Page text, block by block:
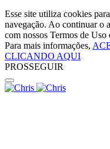
Esse site utiliza cookies
navegação. Ao continuar o
com nossos Termos de Uso
Para mais informações,
CLICANDO AQUI
PROSSEGUIR